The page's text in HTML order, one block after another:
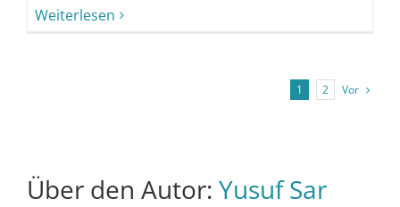
Weiterlesen
1 2 Vor
Über den Autor: Yusuf Sar